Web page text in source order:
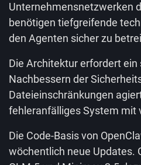
Unternehmensnetzwerken
benötigen tiefgreifende
den Agenten sicher zu
Die Architektur erfordert
Nachbessern der
Dateieinschränkungen
fehleranfälliges System mit
Die Code-Basis von
wöchentlich neue Updates.